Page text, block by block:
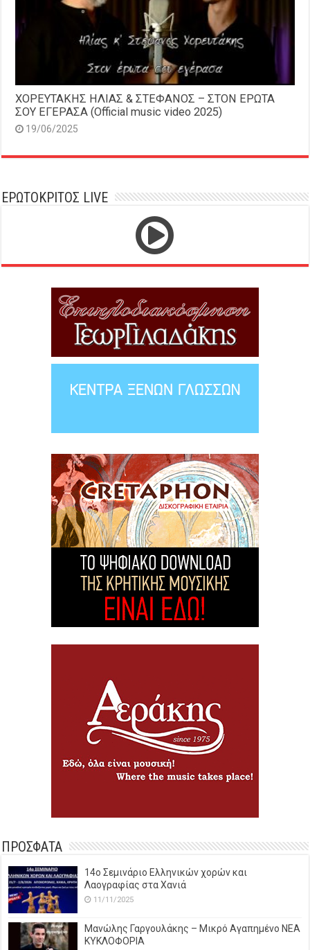
ΧΟΡΕΥΤΑΚΗΣ ΗΛΙΑΣ & ΣΤΕΦΑΝΟΣ – ΣΤΟΝ ΕΡΩΤΑ
ΣΟΥ ΕΓΕΡΑΣΑ (Official music video 2025)
19/06/2025
ΕΡΩΤΟΚΡΙΤΟΣ LIVE
ΠΡΟΣΦΑΤΑ
14o Σεμινάριο Ελληνικών χορών και
Λαογραφίας στα Χανιά
11/11/2025
Μανώλης Γαργουλάκης – Μικρό Αγαπημένο NEΑ
ΚΥΚΛΟΦΟΡΙΑ